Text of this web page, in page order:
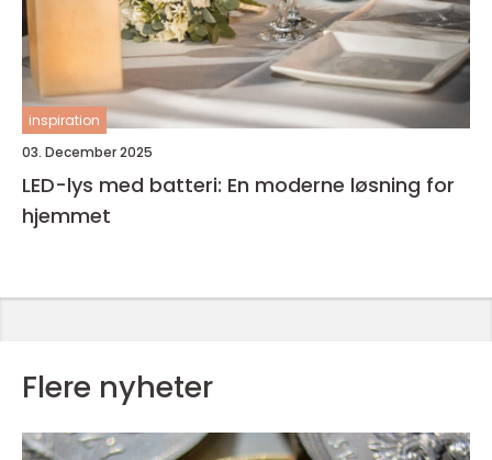
inspiration
03. December 2025
LED-lys med batteri: En moderne løsning for
hjemmet
Flere nyheter